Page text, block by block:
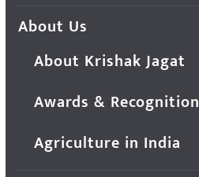
About Us
About Krishak Jagat
Awards & Recognition
Agriculture in India